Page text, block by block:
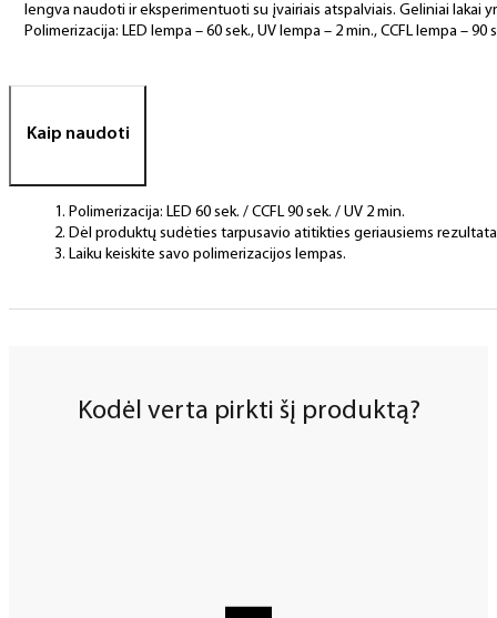
lengva naudoti ir eksperimentuoti su įvairiais atspalviais. Geliniai lakai
Polimerizacija: LED lempa – 60 sek., UV lempa – 2 min., CCFL lempa – 90
Kaip naudoti
Polimerizacija: LED 60 sek. / CCFL 90 sek. / UV 2 min.
Dėl produktų sudėties tarpusavio atitikties geriausiems
Laiku keiskite savo polimerizacijos lempas.
Kodėl verta pirkti šį produktą?